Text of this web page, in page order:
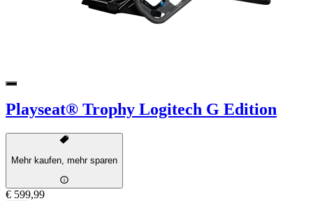
Playseat® Trophy Logitech G Edition
Mehr kaufen, mehr sparen
€ 599,99